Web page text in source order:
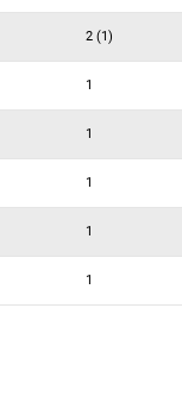
2 (1)
1
1
1
1
1